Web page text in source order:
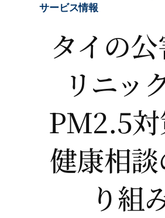
サービス情報
タイの
リニッ
PM2.5対
健康相
り組